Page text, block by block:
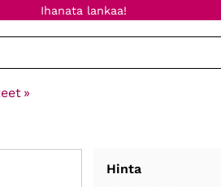
Ihanata lankaa!
‪»
Hinta